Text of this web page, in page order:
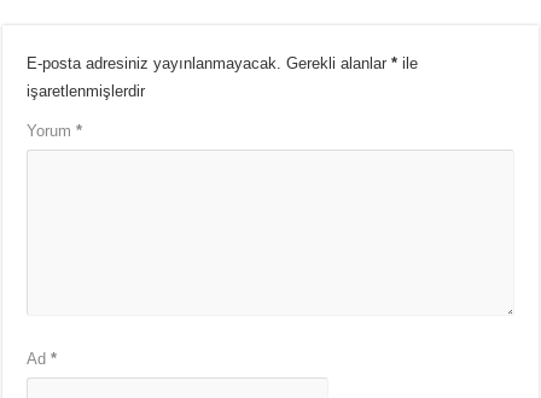
E-posta adresiniz yayınlanmayacak. Gerekli alanlar* ile
işaretlenmişlerdir
Yorum*
Ad*